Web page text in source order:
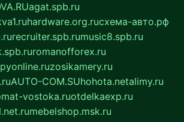
agat.spb.ru
hardware.org.ruсхема-авто.рф
recruiter.spb.rumusic8.spb.ru
romanofforex.ru
zosikamery.ru
AUTO-COM.SUhohota.netalimy.ru
vostoka.ruotdelkaexp.ru
mebelshop.msk.ru